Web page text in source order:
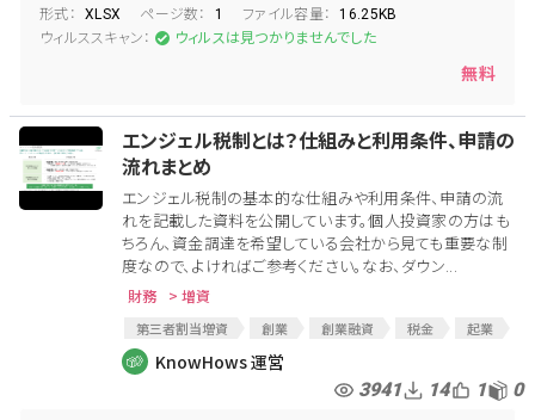
形式： XLSX ページ数： 1 ファイル容量： 16.25KB
ウィルススキャン： ウィルスは見つかりませんでした
無料
エンジェル税制とは？仕組みと利用条件、申請の
流れまとめ
エンジェル税制の基本的な仕組みや利用条件、申請の流
れを記載した資料を公開しています。個人投資家の方はも
ちろん、資金調達を希望している会社から見ても重要な制
度なので、よければご参考ください。なお、ダウン...
財務 > 増資
第三者割当増資 創業 創業融資 税金
起業
第三者割当
損金計上
節税
KnowHows 運営
3941 14 1 0